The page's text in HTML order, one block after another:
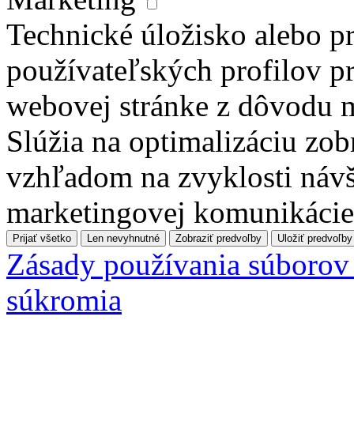
Technické úložisko alebo
používateľských profilov
webovej stránke z dôvodu
Slúžia na optimalizáciu
vzhľadom na zvyklosti
marketingovej
Prijať všetko Len nevyhnutné Zobraziť predvoľby Uložiť predvoľby
Zásady používania
súkromia